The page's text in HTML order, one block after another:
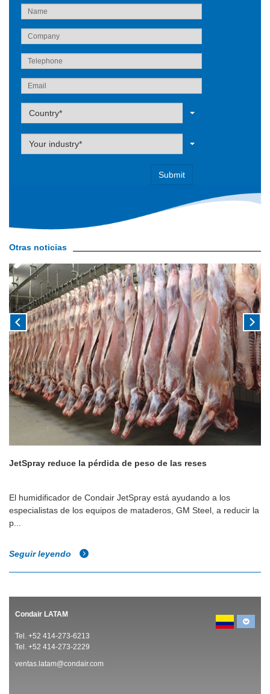
Label
Country*
Label
Your industry*
Otras noticias
JetSpray reduce la pérdida de peso de las reses
El humidificador de Condair JetSpray está ayudando a los
especialistas de los equipos de mataderos, GM Steel, a reducir la
p...
Seguir leyendo
Condair LATAM
Tel. +52 414-273-6213
Tel. +52 414-273-2229
ventas.latam@condair.com